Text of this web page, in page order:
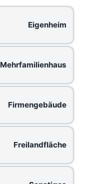
Eigenheim
Mehrfamilienhaus
Firmengebäude
Freilandfläche